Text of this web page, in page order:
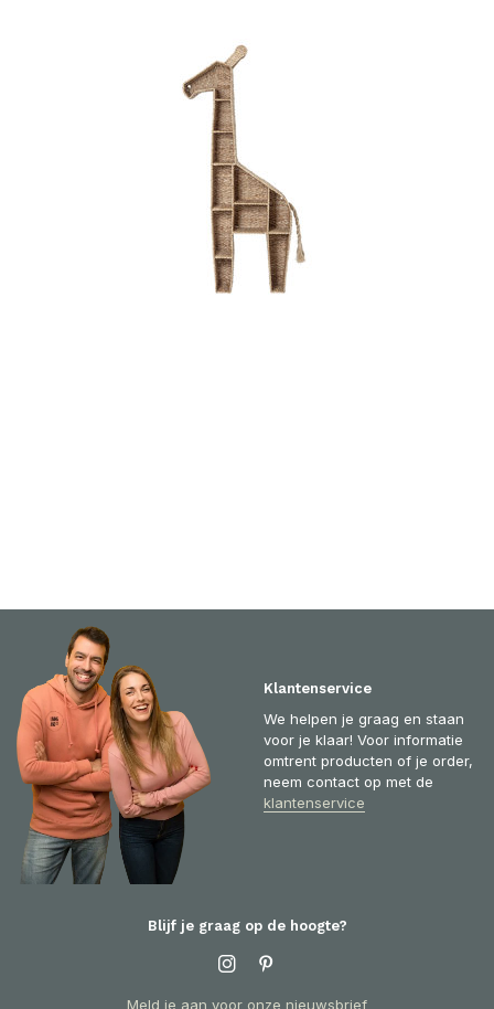
Klantenservice
We helpen je graag en staan
voor je klaar! Voor informatie
omtrent producten of je order,
neem contact op met de
klantenservice
Blijf je graag op de hoogte?
Meld je aan voor onze nieuwsbrief